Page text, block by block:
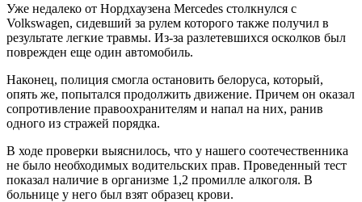
Уже недалеко от Нордхаузена Mercedes столкнулся с
Volkswagen, сидевший за рулем которого также получил в
результате легкие травмы. Из-за разлетевшихся осколков был
поврежден еще один автомобиль.
Наконец, полиция смогла остановить белоруса, который,
опять же, попытался продолжить движение. Причем он оказал
сопротивление правоохранителям и напал на них, ранив
одного из стражей порядка.
В ходе проверки выяснилось, что у нашего соотечественника
не было необходимых водительских прав. Проведенный тест
показал наличие в организме 1,2 промилле алкоголя. В
больнице у него был взят образец крови.